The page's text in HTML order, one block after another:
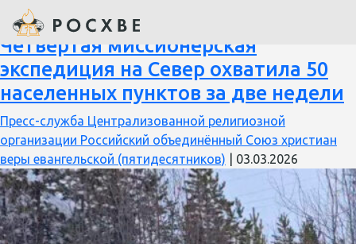
проповедь Евангелия
Четвертая миссионерская
экспедиция на Север охватила 50
населенных пунктов за две недели
Пресс-служба Централизованной религиозной
организации Российский объединённый Союз христиан
веры евангельской (пятидесятников)
03.03.2026